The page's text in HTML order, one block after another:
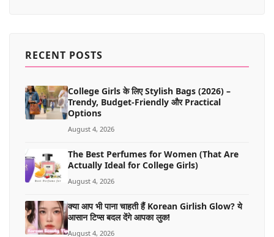
RECENT POSTS
College Girls के लिए Stylish Bags (2026) –
Trendy, Budget-Friendly और Practical
Options
August 4, 2026
The Best Perfumes for Women (That Are
Actually Ideal for College Girls)
August 4, 2026
क्या आप भी पाना चाहती हैं Korean Girlish Glow? ये
आसान टिप्स बदल देंगे आपका लुक!
August 4, 2026